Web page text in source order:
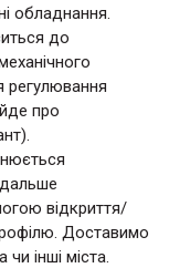
обладнання.
до
регулювання
про
відкриття/
Доставимо
чи інші міста.